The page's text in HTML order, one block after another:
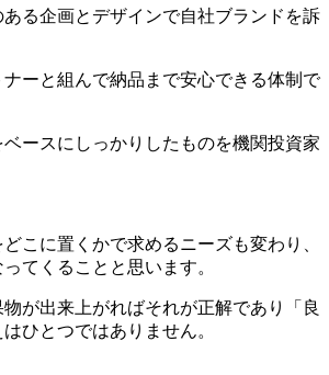
ある企画とデザインで自社ブランドを訴
ナーと組んで納品まで安心できる体制で
ベースにしっかりしたものを機関投資家
こに置くかで求めるニーズも変わり、
てくることと思います。
が出来上がればそれが正解であり「良
ひとつではありません。